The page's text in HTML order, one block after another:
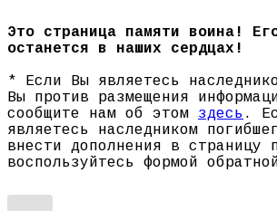
Это страница памяти воина!
останется в наших сердцах!
* Если Вы являетесь
Вы против размещения
сообщите нам об этом здесь .
являетесь наследником
внести дополнения в страницу
воспользуйтесь формой